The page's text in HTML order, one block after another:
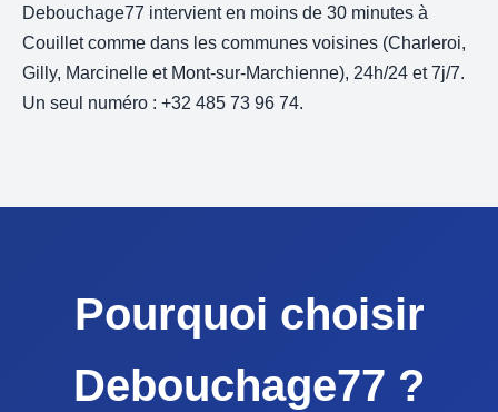
Debouchage77 intervient en moins de 30 minutes à
Couillet comme dans les communes voisines (Charleroi,
Gilly, Marcinelle et Mont-sur-Marchienne), 24h/24 et 7j/7.
Un seul numéro : +32 485 73 96 74.
Pourquoi choisir
Debouchage77 ?